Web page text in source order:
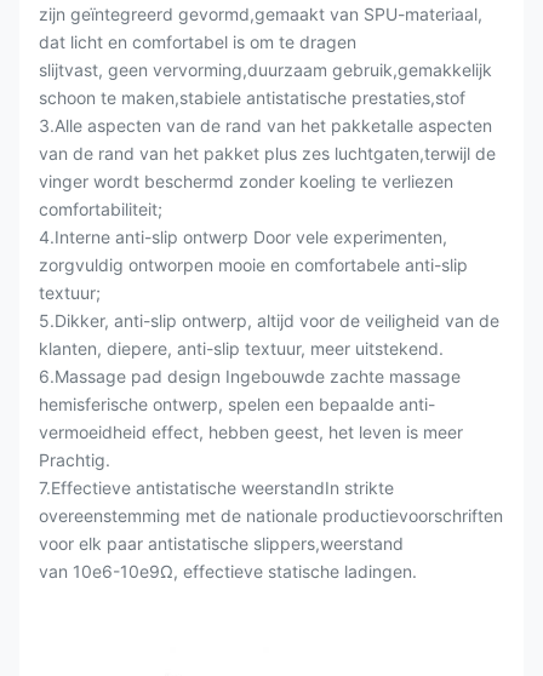
zijn geïntegreerd gevormd,gemaakt van SPU-materiaal,
dat licht en comfortabel is om te dragen
slijtvast, geen vervorming,duurzaam gebruik,gemakkelijk
schoon te maken,stabiele antistatische prestaties,stof
3.Alle aspecten van de rand van het pakketalle aspecten
van de rand van het pakket plus zes luchtgaten,terwijl de
vinger wordt beschermd zonder koeling te verliezen
comfortabiliteit;
4.Interne anti-slip ontwerp Door vele experimenten,
zorgvuldig ontworpen mooie en comfortabele anti-slip
textuur;
5.Dikker, anti-slip ontwerp, altijd voor de veiligheid van de
klanten, diepere, anti-slip textuur, meer uitstekend.
6.Massage pad design Ingebouwde zachte massage
hemisferische ontwerp, spelen een bepaalde anti-
vermoeidheid effect, hebben geest, het leven is meer
Prachtig.
7.Effectieve antistatische weerstandIn strikte
overeenstemming met de nationale productievoorschriften
voor elk paar antistatische slippers,weerstand
van 10e6-10e9Ω, effectieve statische ladingen.